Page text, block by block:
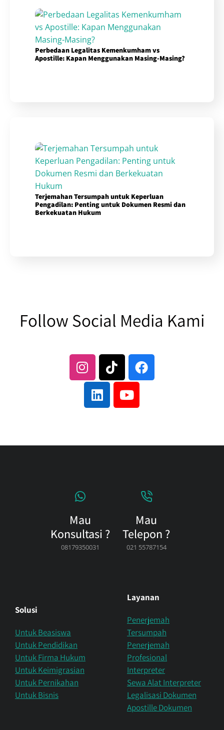
Perbedaan Legalitas Kemenkumham vs
Apostille: Kapan Menggunakan Masing-Masing?
Terjemahan Tersumpah untuk Keperluan
Pengadilan: Penting untuk Dokumen Resmi dan
Berkekuatan Hukum
Follow Social Media Kami
Mau
Konsultasi ?
08179350031
Mau
Telepon ?
021 55787154
Solusi
Untuk Beasiswa
Untuk Pendidikan
Untuk Firma Hukum
Untuk Keimigrasian
Untuk Pernikahan
Untuk Bisnis
Layanan
Penerjemah
Tersumpah
Penerjemah
Profesional
Interpreter
Sewa Alat Interpreter
Legalisasi Dokumen
Apostille Dokumen